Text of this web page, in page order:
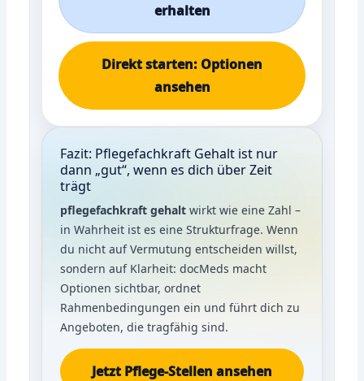
erhalten
Direkt starten: Optionen
ansehen
Fazit: Pflegefachkraft Gehalt ist nur
dann „gut“, wenn es dich über Zeit
trägt
pflegefachkraft gehalt wirkt wie eine Zahl –
in Wahrheit ist es eine Strukturfrage. Wenn
du nicht auf Vermutung entscheiden willst,
sondern auf Klarheit: docMeds macht
Optionen sichtbar, ordnet
Rahmenbedingungen ein und führt dich zu
Angeboten, die tragfähig sind.
Jetzt Pflege-Stellen ansehen